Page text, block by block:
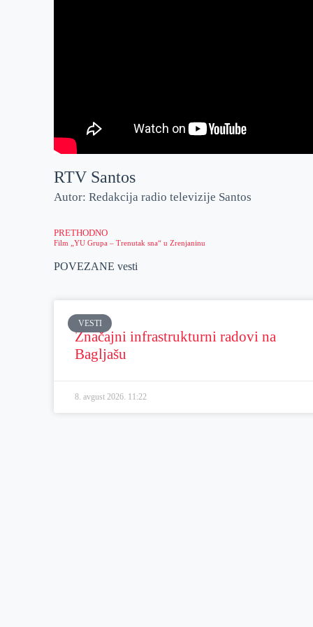
RTV Santos
Autor: Redakcija radio televizije Santos
PRETHODNO
Film „YU Grupa – Trenutak sna“ u Zrenjaninu
POVEZANE vesti
VESTI
Značajni infrastrukturni radovi na
Bagljašu
8. avgust 2026. 11:22